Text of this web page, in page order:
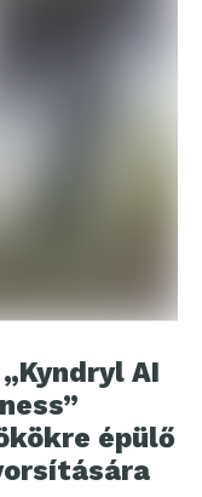
AI
épülő